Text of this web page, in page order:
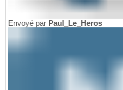
Envoyé par Paul_Le_Heros